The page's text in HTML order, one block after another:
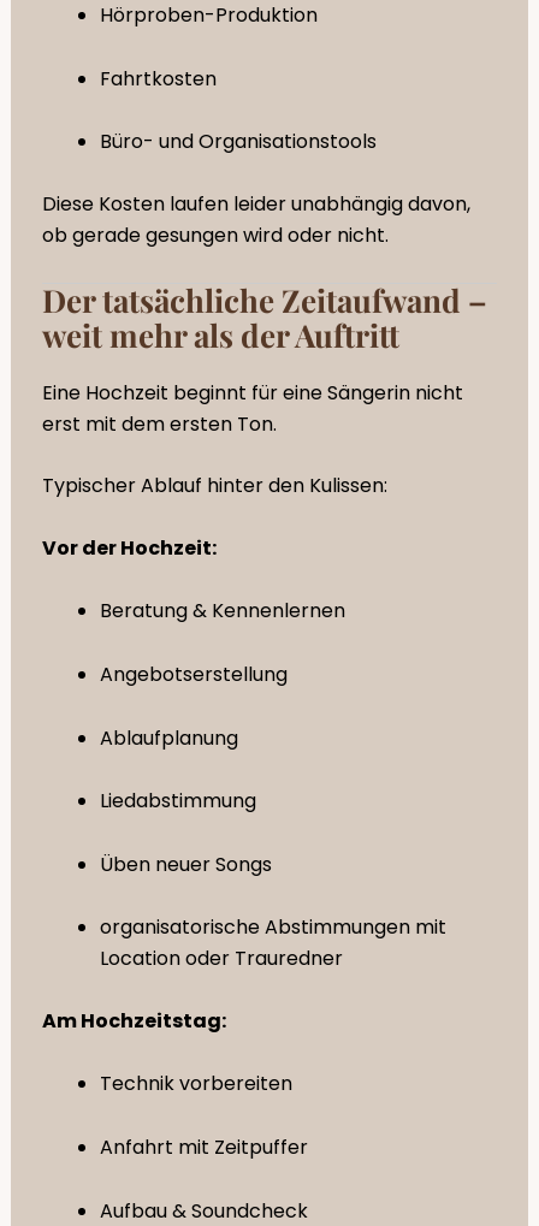
Hörproben-Produktion
Fahrtkosten
Büro- und Organisationstools
Diese Kosten laufen leider unabhängig davon,
ob gerade gesungen wird oder nicht.
Der tatsächliche Zeitaufwand –
weit mehr als der Auftritt
Eine Hochzeit beginnt für eine Sängerin nicht
erst mit dem ersten Ton.
Typischer Ablauf hinter den Kulissen:
Vor der Hochzeit:
Beratung & Kennenlernen
Angebotserstellung
Ablaufplanung
Liedabstimmung
Üben neuer Songs
organisatorische Abstimmungen mit
Location oder Trauredner
Am Hochzeitstag:
Technik vorbereiten
Anfahrt mit Zeitpuffer
Aufbau & Soundcheck